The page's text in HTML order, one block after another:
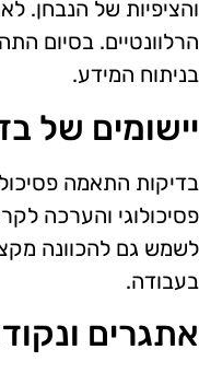
והציפיות של הנבחן.
הרלוונטיים. בסיום
בניתוח המידע.
יישומים של
בדיקות התאמה
פסיכולוגי והערכה
לשמש גם להכוונה
בעבודה.
אתגרים